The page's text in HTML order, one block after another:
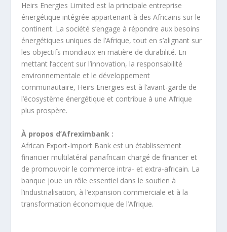
Heirs Energies Limited est la principale entreprise
énergétique intégrée appartenant à des Africains sur le
continent. La société s’engage à répondre aux besoins
énergétiques uniques de l’Afrique, tout en s’alignant sur
les objectifs mondiaux en matière de durabilité. En
mettant l’accent sur l’innovation, la responsabilité
environnementale et le développement
communautaire, Heirs Energies est à l’avant-garde de
l’écosystème énergétique et contribue à une Afrique
plus prospère.
À propos d’Afreximbank :
African Export-Import Bank est un établissement
financier multilatéral panafricain chargé de financer et
de promouvoir le commerce intra- et extra-africain. La
banque joue un rôle essentiel dans le soutien à
l’industrialisation, à l’expansion commerciale et à la
transformation économique de l’Afrique.